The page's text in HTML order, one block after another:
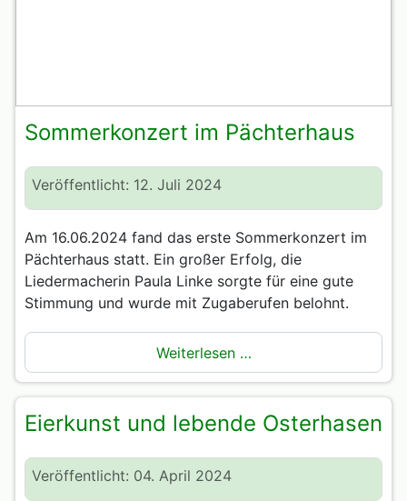
Sommerkonzert im Pächterhaus
Veröffentlicht: 12. Juli 2024
Am 16.06.2024 fand das erste Sommerkonzert im
Pächterhaus statt. Ein großer Erfolg, die
Liedermacherin Paula Linke sorgte für eine gute
Stimmung und wurde mit Zugaberufen belohnt.
Weiterlesen …
Eierkunst und lebende Osterhasen
Veröffentlicht: 04. April 2024